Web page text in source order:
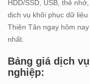
HDD/SSD, USB, thẻ
dịch vụ khôi phục dữ
Thiên Tân ngay hôm
nhất.
Bảng giá dịch
nghiệp: